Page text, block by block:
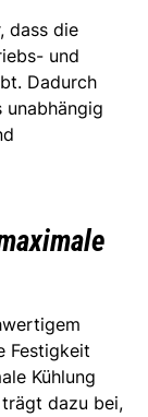
dass die
und
Dadurch
unabhängig
Festigkeit
Kühlung
dazu bei,